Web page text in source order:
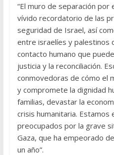
“El muro de separación por
vívido recordatorio de las
seguridad de Israel, así
entre israelíes y palestinos
contacto humano que
justicia y la reconciliación.
conmovedoras de cómo el
y compromete la dignidad
familias, devastar la
crisis humanitaria. Estamos
preocupados por la grave
Gaza, que ha empeorado
un año”.